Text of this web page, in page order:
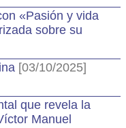
«Pasión y vida
sobre su
[03/10/2025]
que revela la
Manuel